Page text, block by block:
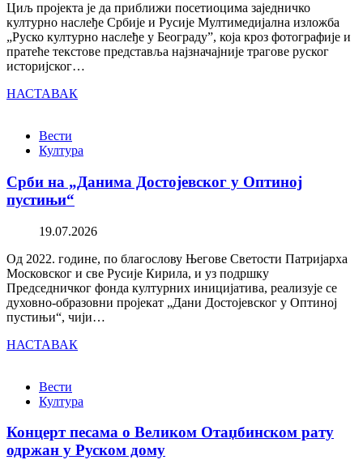
Циљ пројекта је да приближи посетиоцима заједничко
културно наслеђе Србије и Русије Мултимедијална изложба
„Руско културно наслеђе у Београду”, која кроз фотографије и
пратеће текстове представља најзначајније трагове руског
историјског…
НАСТАВАК
Вести
Култура
Срби на „Данима Достојевског у Оптиној
пустињи“
19.07.2026
Од 2022. године, по благослову Његове Светости Патријарха
Московског и све Русије Кирила, и уз подршку
Председничког фонда културних иницијатива, реализује се
духовно-образовни пројекат „Дани Достојевског у Оптиној
пустињи“, чији…
НАСТАВАК
Вести
Култура
Концерт песама о Великом Отаџбинском рату
одржан у Руском дому